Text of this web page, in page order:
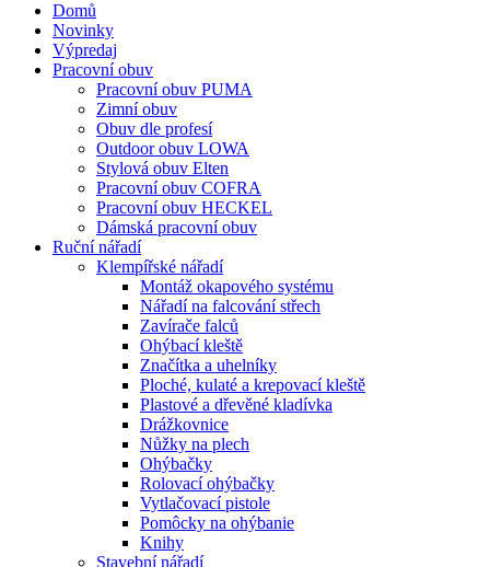
Domů
Novinky
Výpredaj
Pracovní obuv
Pracovní obuv PUMA
Zimní obuv
Obuv dle profesí
Outdoor obuv LOWA
Stylová obuv Elten
Pracovní obuv COFRA
Pracovní obuv HECKEL
Dámská pracovní obuv
Ruční nářadí
Klempířské nářadí
Montáž okapového systému
Nářadí na falcování střech
Zavírače falců
Ohýbací kleště
Značítka a uhelníky
Ploché, kulaté a krepovací kleště
Plastové a dřevěné kladívka
Drážkovnice
Nůžky na plech
Ohýbačky
Rolovací ohýbačky
Vytlačovací pistole
Pomôcky na ohýbanie
Knihy
Stavební nářadí